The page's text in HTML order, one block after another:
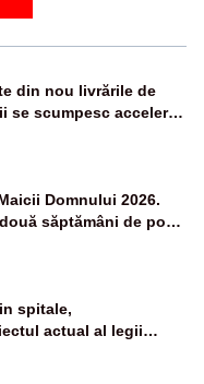
din nou livrările de
se scumpesc accelerat,
nota de plată
Domnului 2026.
săptămâni de post
la pește
spitale,
actual al legii
pentru noi”